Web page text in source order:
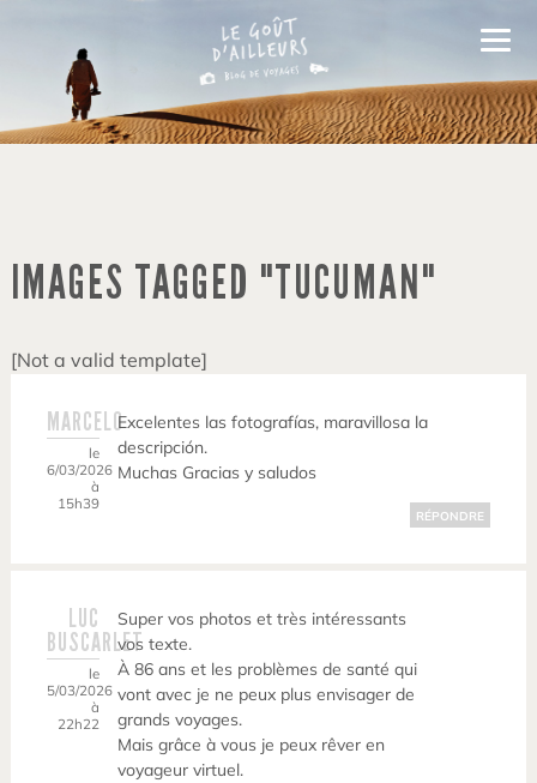
IMAGES TAGGED "TUCUMAN"
[Not a valid template]
MARCELO
le
6/03/2026
à
15h39
Excelentes las fotografías, maravillosa la
descripción.
Muchas Gracias y saludos
RÉPONDRE
LUC
BUSCARLET
le
5/03/2026
à
22h22
Super vos photos et très intéressants
vos texte.
À 86 ans et les problèmes de santé qui
vont avec je ne peux plus envisager de
grands voyages.
Mais grâce à vous je peux rêver en
voyageur virtuel.